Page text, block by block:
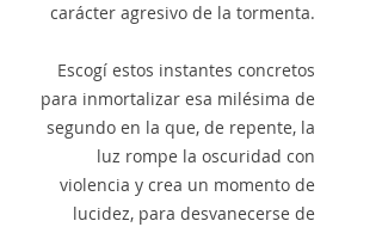
carácter agresivo de la tormenta.
Escogí estos instantes concretos
para inmortalizar esa milésima de
segundo en la que, de repente, la
luz rompe la oscuridad con
violencia y crea un momento de
lucidez, para desvanecerse de